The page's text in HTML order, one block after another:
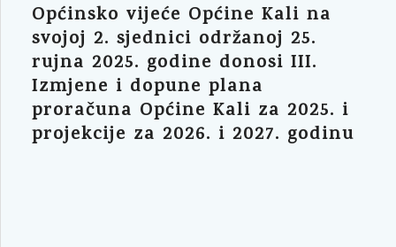
Općinsko vijeće Općine Kali na
svojoj 2. sjednici održanoj 25.
rujna 2025. godine donosi III.
Izmjene i dopune plana
proračuna Općine Kali za 2025. i
projekcije za 2026. i 2027. godinu